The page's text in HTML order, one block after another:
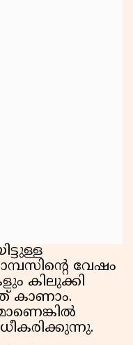
വേഷം
കിലുക്കി
കാണാം.